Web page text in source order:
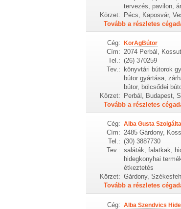
tervezés, pavilon,
Körzet: Pécs, Kaposvár,
Tovább a részletes
Cég: KorAgBútor
Cím: 2074 Perbál,
Tel.: (26) 370259
Tev.:
könyvtári bútorok
bútor gyártása,
bútor, bölcsődei
Körzet:
Perbál, Budapest,
Tovább a részletes
Cég: Alba Gusta
Cím: 2485 Gárdony,
Tel.: (30) 3887730
Tev.: saláták, falatkak,
hidegkonyhai
étkeztetés
Körzet: Gárdony,
Tovább a részletes
Cég: Alba Szendvics